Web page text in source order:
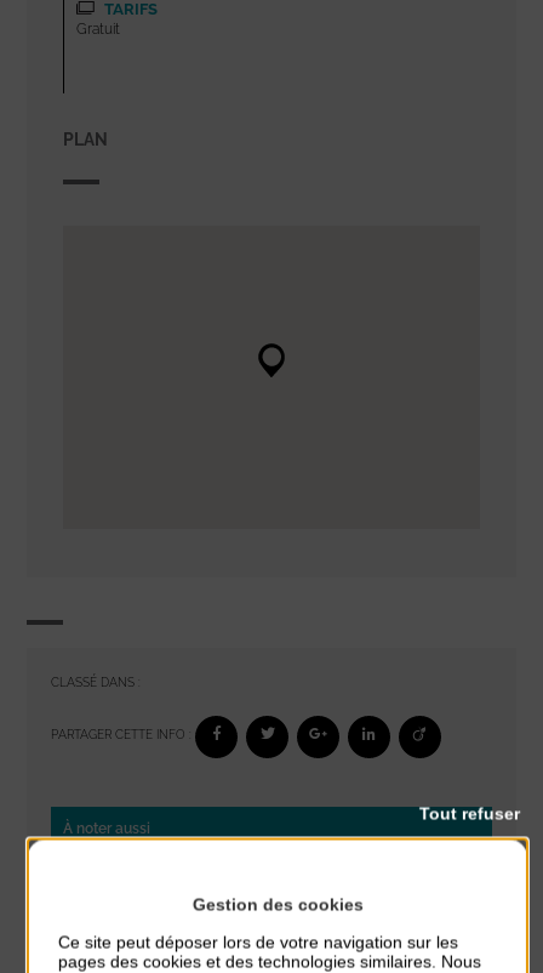
TARIFS
Gratuit
PLAN
CLASSÉ DANS :
PARTAGER CETTE INFO :
À noter aussi
Gestion des cookies
Ce site peut déposer lors de votre navigation sur les
pages des cookies et des technologies similaires. Nous
Tout refuser